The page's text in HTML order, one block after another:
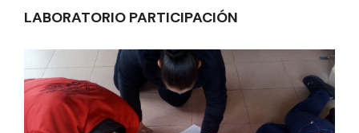
LABORATORIO PARTICIPACIÓN